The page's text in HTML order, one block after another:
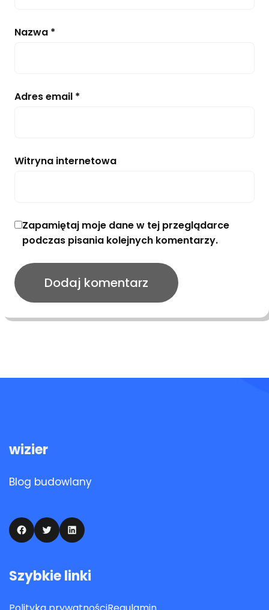
Nazwa *
Adres email *
Witryna internetowa
Zapamiętaj moje dane w tej przeglądarce
podczas pisania kolejnych komentarzy.
wizier
Blog budowlany
Facebook Twitter LinkedIn
Szybkie linki